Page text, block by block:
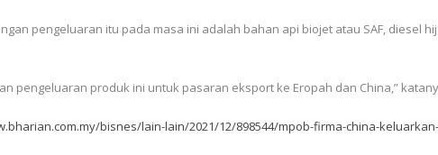
pengeluaran itu pada masa ini adalah bahan api biojet atau SAF,
pengeluaran produk ini untuk pasaran eksport ke Eropah dan China,”
bisnes/lain-lain/2021/12/898544/mpob-firma-china-